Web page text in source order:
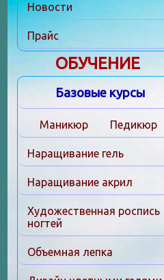
Новости
Прайс
ОБУЧЕНИЕ
Базовые курсы
Маникюр Педикюр
Наращивание гель
Наращивание акрил
Художественная роспись
ногтей
Объемная лепка